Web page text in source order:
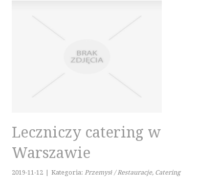
KLIMATYZACJA I WENTYLACJA
DOMY, MIESZKANIA
PLACÓWKI EDUKACYJNE
KURSY I SZKOLENIA
TŁUMACZENIA
BIŻUTERIA
Leczniczy catering w
Warszawie
2019-11-12 Kategoria: Przemysł / Restauracje, Catering